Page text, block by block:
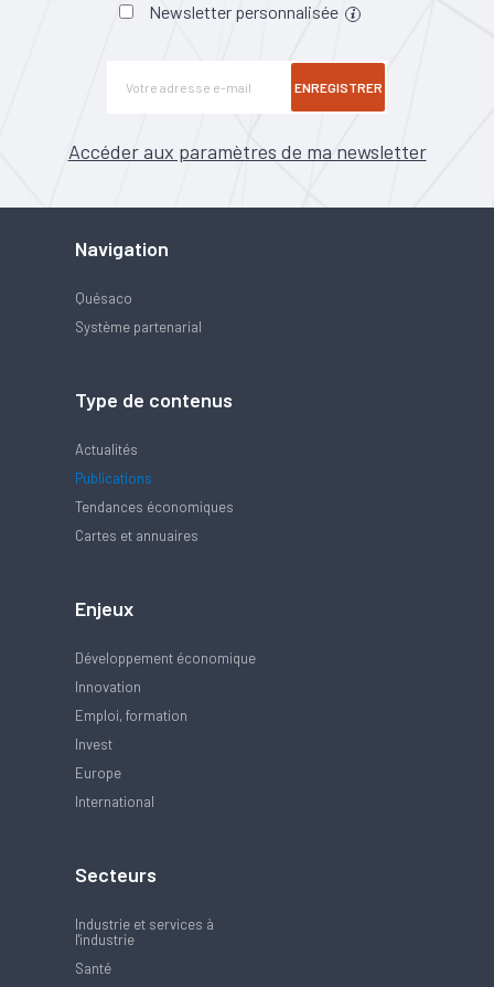
Newsletter personnalisée
ENREGISTRER
Accéder aux paramètres de ma newsletter
Navigation
Quésaco
Système partenarial
Type de contenus
Actualités
Publications
Tendances économiques
Cartes et annuaires
Enjeux
Développement économique
Innovation
Emploi, formation
Invest
Europe
International
Secteurs
Industrie et services à
l'industrie
Santé